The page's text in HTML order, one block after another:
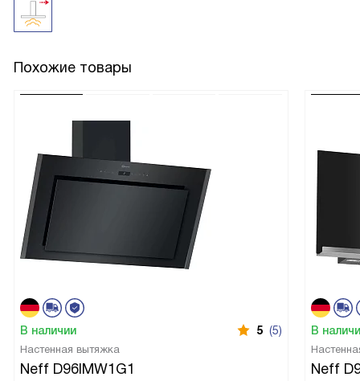
Похожие товары
В наличии 5 (5)
Настенная вытяжка
Neff D96IMW1G1
В
Neff